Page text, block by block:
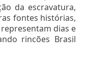
da escravatura,
fontes histórias,
dias e
rincões Brasil